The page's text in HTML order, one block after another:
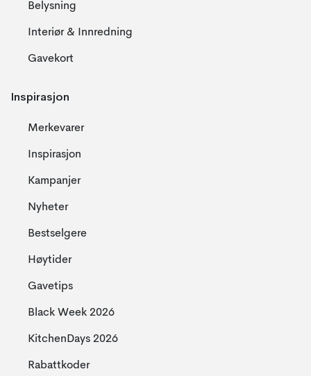
Belysning
Interiør & Innredning
Gavekort
Inspirasjon
Merkevarer
Inspirasjon
Kampanjer
Nyheter
Bestselgere
Høytider
Gavetips
Black Week 2026
KitchenDays 2026
Rabattkoder